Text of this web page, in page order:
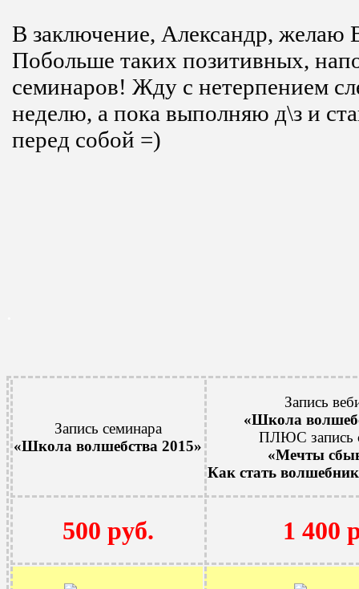
В заключение, Александр, желаю
Побольше таких позитивных,
семинаров! Жду с нетерпением
неделю, а пока выполняю д\з и
перед собой =)
Запись семинара
«Школа волшебства 2015»
Запись
«Школа
ПЛЮС запись
«Мечты
Как стать
500 руб. 1 400